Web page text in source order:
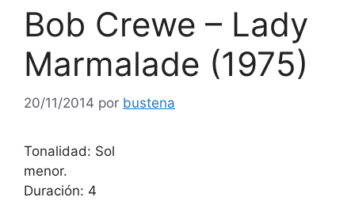
Bob Crewe – Lady
Marmalade (1975)
20/11/2014 por bustena
Tonalidad: Sol
menor.
Duración: 4